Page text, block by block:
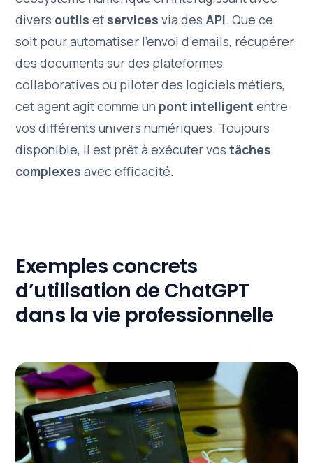
divers outils et services via des API. Que ce
soit pour automatiser l’envoi d’emails, récupérer
des documents sur des plateformes
collaboratives ou piloter des logiciels métiers,
cet agent agit comme un pont intelligent entre
vos différents univers numériques. Toujours
disponible, il est prêt à exécuter vostâches
complexes avec efficacité.
Exemples concrets
d’utilisation de ChatGPT
dans la vie professionnelle